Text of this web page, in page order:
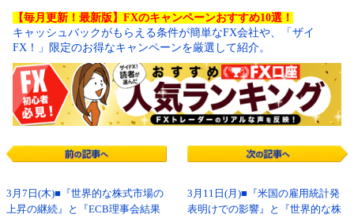
【毎月更新！最新版】FXのキャンペーンおすすめ10選！
キャッシュバックがもらえる条件が簡単なFX会社や、「ザイ
FX！」限定のお得なキャンペーンを厳選して紹介。
3月7日(木)■『世界的な株式市場の
上昇の継続』と『ECB理事会結果
3月11日(月)■『米国の雇用統計発
表明けでの影響』と『世界的な株